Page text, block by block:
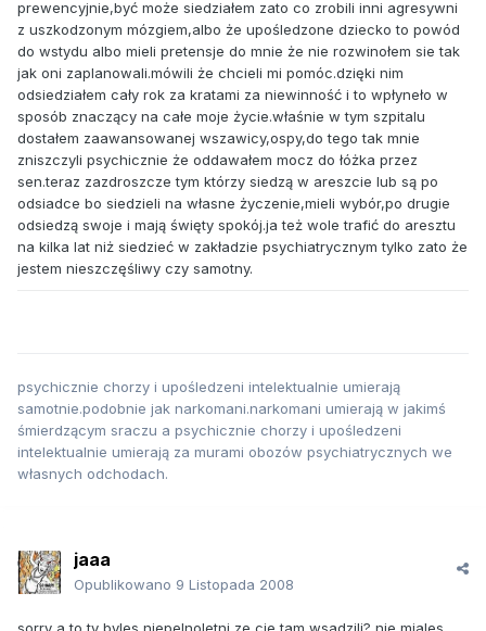
prewencyjnie,być może siedziałem zato co zrobili inni agresywni
z uszkodzonym mózgiem,albo że upośledzone dziecko to powód
do wstydu albo mieli pretensje do mnie że nie rozwinołem sie tak
jak oni zaplanowali.mówili że chcieli mi pomóc.dzięki nim
odsiedziałem cały rok za kratami za niewinność i to wpłyneło w
sposób znaczący na całe moje życie.właśnie w tym szpitalu
dostałem zaawansowanej wszawicy,ospy,do tego tak mnie
zniszczyli psychicznie że oddawałem mocz do łóżka przez
sen.teraz zazdroszcze tym którzy siedzą w areszcie lub są po
odsiadce bo siedzieli na własne życzenie,mieli wybór,po drugie
odsiedzą swoje i mają święty spokój.ja też wole trafić do aresztu
na kilka lat niż siedzieć w zakładzie psychiatrycznym tylko zato że
jestem nieszczęśliwy czy samotny.
psychicznie chorzy i upośledzeni intelektualnie umierają
samotnie.podobnie jak narkomani.narkomani umierają w jakimś
śmierdzącym sraczu a psychicznie chorzy i upośledzeni
intelektualnie umierają za murami obozów psychiatrycznych we
własnych odchodach.
jaaa
Opublikowano 9 Listopada 2008